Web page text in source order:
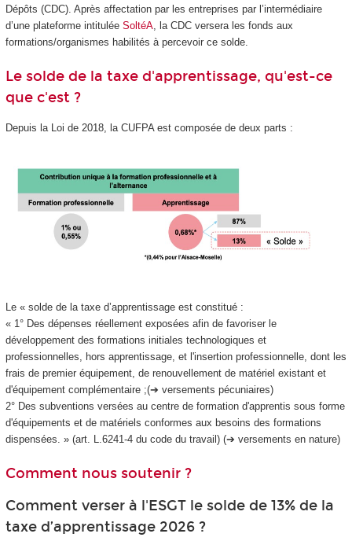
Dépôts (CDC). Après affectation par les entreprises par l’intermédiaire
d’une plateforme intitulée SoltéA, la CDC versera les fonds aux
formations/organismes habilités à percevoir ce solde.
Le solde de la taxe d'apprentissage, qu'est-ce
que c'est ?
Depuis la Loi de 2018, la CUFPA est composée de deux parts :
Le « solde de la taxe d’apprentissage est constitué :
« 1° Des dépenses réellement exposées afin de favoriser le
développement des formations initiales technologiques et
professionnelles, hors apprentissage, et l'insertion professionnelle, dont les
frais de premier équipement, de renouvellement de matériel existant et
d'équipement complémentaire ;(➔ versements pécuniaires)
2° Des subventions versées au centre de formation d'apprentis sous forme
d'équipements et de matériels conformes aux besoins des formations
dispensées. » (art. L.6241-4 du code du travail) (➔ versements en nature)
Comment nous soutenir ?
Comment verser à l'ESGT le solde de 13% de la
taxe d’apprentissage 2026 ?